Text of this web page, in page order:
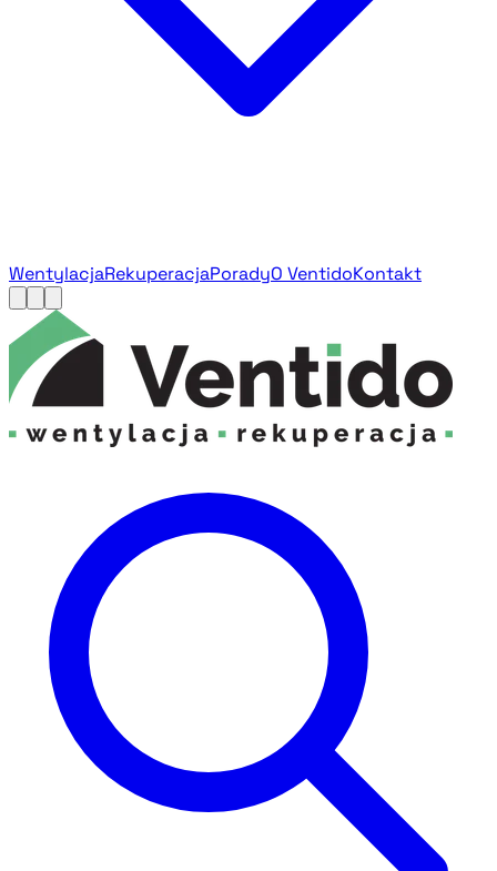
WentylacjaRekuperacjaPoradyO VentidoKontakt